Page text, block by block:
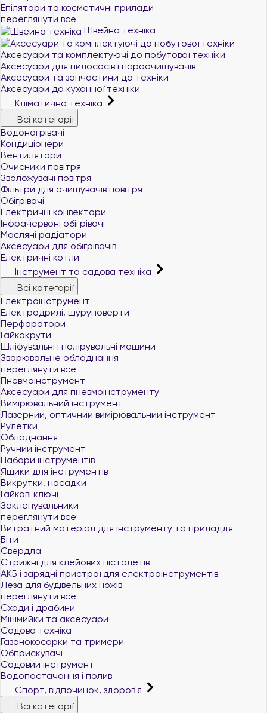
Епілятори та косметичні прилади
переглянути все
Швейна техніка
Аксесуари та комплектуючі до побутової техніки
Аксесуари для пилососів і пароочищувачів
Аксесуари та запчастини до техніки
Аксесуари до кухонної техніки
Кліматична техніка
Всі категорії
Водонагрівачі
Кондиціонери
Вентилятори
Очисники повітря
Зволожувачі повітря
Фільтри для очищувачів повітря
Обігрівачі
Електричні конвектори
Інфрачервоні обігрівачі
Масляні радіатори
Аксесуари для обігрівачів
Електричні котли
Інструмент та садова техніка
Всі категорії
Електроінструмент
Електродрилі, шуруповерти
Перфоратори
Гайкокрути
Шліфувальні і полірувальні машини
Зварювальне обладнання
переглянути все
Пневмоінструмент
Аксесуари для пневмоінструменту
Вимірювальний інструмент
Лазерний, оптичний вимірювальний інструмент
Рулетки
Обладнання
Ручний інструмент
Набори інструментів
Ящики для інструментів
Викрутки, насадки
Гайкові ключі
Заклепувальники
переглянути все
Витратний матеріал для інструменту та приладдя
Біти
Свердла
Стрижні для клейових пістолетів
АКБ і зарядні пристрої для електроінструментів
Леза для будівельних ножів
переглянути все
Сходи і драбини
Мінімийки та аксесуари
Садова техніка
Газонокосарки та тримери
Обприскувачі
Садовий інструмент
Водопостачання і полив
Спорт, відпочинок, здоров'я
Всі категорії